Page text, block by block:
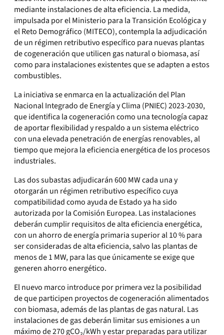
mediante instalaciones de alta eficiencia. La medida,
impulsada por el Ministerio para la Transición Ecológica y
el Reto Demográfico (MITECO), contempla la adjudicación
de un régimen retributivo específico para nuevas plantas
de cogeneración que utilicen gas natural o biomasa, así
como para instalaciones existentes que se adapten a estos
combustibles.
La iniciativa se enmarca en la actualización del Plan
Nacional Integrado de Energía y Clima (PNIEC) 2023-2030,
que identifica la cogeneración como una tecnología capaz
de aportar flexibilidad y respaldo a un sistema eléctrico
con una elevada penetración de energías renovables, al
tiempo que mejora la eficiencia energética de los procesos
industriales.
Las dos subastas adjudicarán 600 MW cada una y
otorgarán un régimen retributivo específico cuya
compatibilidad como ayuda de Estado ya ha sido
autorizada por la Comisión Europea. Las instalaciones
deberán cumplir requisitos de alta eficiencia energética,
con un ahorro de energía primaria superior al 10 % para
ser consideradas de alta eficiencia, salvo las plantas de
menos de 1 MW, para las que únicamente se exige que
generen ahorro energético.
El nuevo marco introduce por primera vez la posibilidad
de que participen proyectos de cogeneración alimentados
con biomasa, además de las plantas de gas natural. Las
instalaciones de gas deberán limitar sus emisiones a un
máximo de 270 gCO₂/kWh y estar preparadas para utilizar